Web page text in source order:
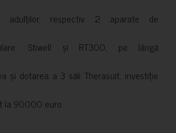
adulților, respectiv 2 aparate de
Stiwell și RT300, pe lângă
și dotarea a 3 săli Therasuit, investiție
la 90000 euro.